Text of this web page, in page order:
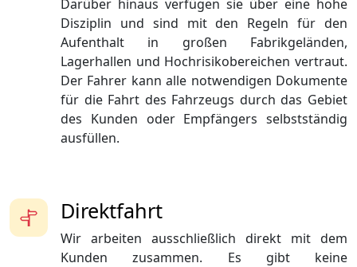
Darüber hinaus verfügen sie über eine hohe
Disziplin und sind mit den Regeln für den
Aufenthalt in großen Fabrikgeländen,
Lagerhallen und Hochrisikobereichen vertraut.
Der Fahrer kann alle notwendigen Dokumente
für die Fahrt des Fahrzeugs durch das Gebiet
des Kunden oder Empfängers selbstständig
ausfüllen.
Direktfahrt
Wir arbeiten ausschließlich direkt mit dem
Kunden zusammen. Es gibt keine